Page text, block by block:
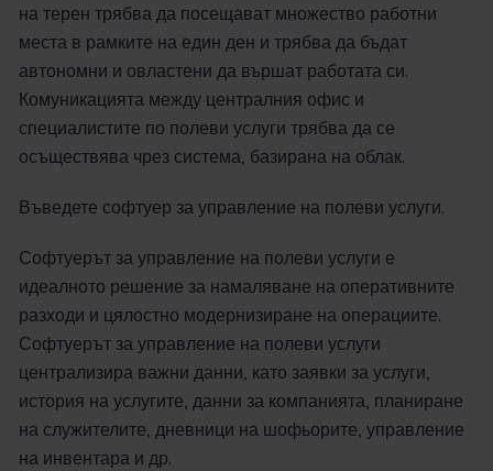
на терен трябва да посещават множество работни
места в рамките на един ден и трябва да бъдат
автономни и овластени да вършат работата си.
Комуникацията между централния офис и
специалистите по полеви услуги трябва да се
осъществява чрез система, базирана на облак.
Въведете софтуер за управление на полеви услуги.
Софтуерът за управление на полеви услуги е
идеалното решение за намаляване на оперативните
разходи и цялостно модернизиране на операциите.
Софтуерът за управление на полеви услуги
централизира важни данни, като заявки за услуги,
история на услугите, данни за компанията, планиране
на служителите, дневници на шофьорите, управление
на инвентара и др.